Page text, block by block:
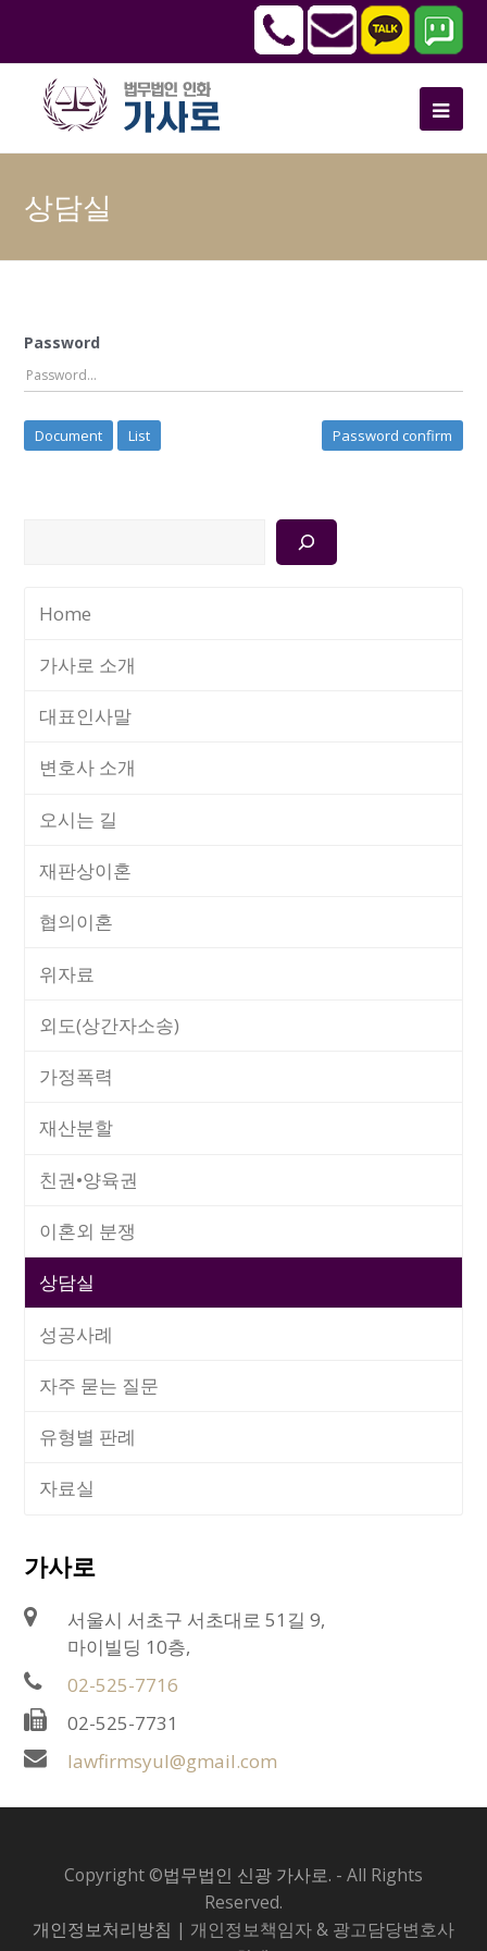
상담실
Password
Document List Password confirm
Home
가사로 소개
대표인사말
변호사 소개
오시는 길
재판상이혼
협의이혼
위자료
외도(상간자소송)
가정폭력
재산분할
친권•양육권
이혼외 분쟁
상담실
성공사례
자주 묻는 질문
유형별 판례
자료실
가사로
서울시 서초구 서초대로 51길 9,
마이빌딩 10층,
02-525-7716
02-525-7731
lawfirmsyul@gmail.com
Copyright ©법무법인 신광 가사로. - All Rights
Reserved.
개인정보처리방침 | 개인정보책임자 & 광고담당변호사